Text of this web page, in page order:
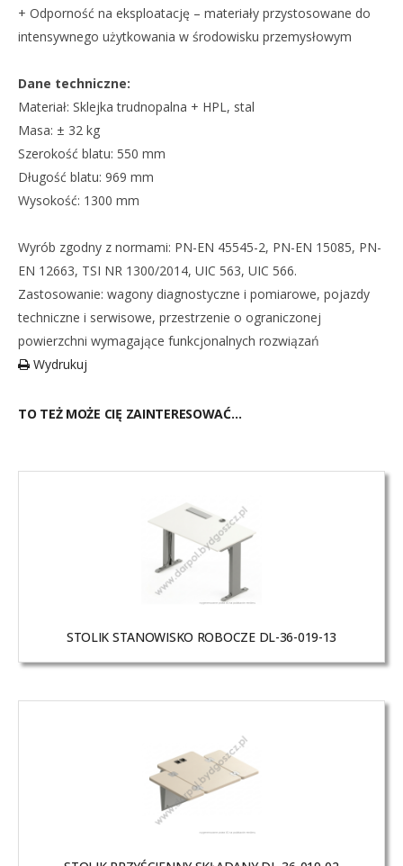
+ Odporność na eksploatację – materiały przystosowane do
intensywnego użytkowania w środowisku przemysłowym
Dane techniczne:
Materiał: Sklejka trudnopalna + HPL, stal
Masa: ± 32 kg
Szerokość blatu: 550 mm
Długość blatu: 969 mm
Wysokość: 1300 mm
Wyrób zgodny z normami: PN-EN 45545-2, PN-EN 15085, PN-
EN 12663, TSI NR 1300/2014, UIC 563, UIC 566.
Zastosowanie: wagony diagnostyczne i pomiarowe, pojazdy
techniczne i serwisowe, przestrzenie o ograniczonej
powierzchni wymagające funkcjonalnych rozwiązań
Wydrukuj
TO TEŻ MOŻE CIĘ ZAINTERESOWAĆ…
STOLIK STANOWISKO ROBOCZE DL-36-019-13